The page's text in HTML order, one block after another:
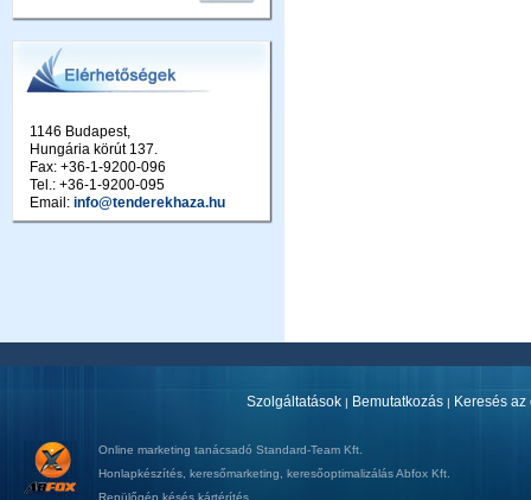
1146 Budapest,
Hungária körút 137.
Fax: +36-1-9200-096
Tel.: +36-1-9200-095
Email: info@tenderekhaza.hu
Szolgáltatások | Bemutatkozás | Keresés
Online marketing tanácsadó Standard-Team Kft.
Honlapkészítés keresőmarketing keresőoptimalizálásAbfox Kft.
Repülőgép késés kártérítés